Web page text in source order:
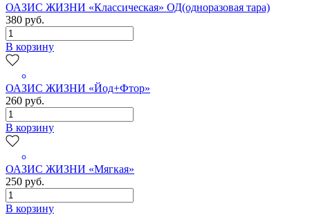
ОАЗИС ЖИЗНИ «Классическая» ОД(одноразовая тара)
380 руб.
В корзину
ОАЗИС ЖИЗНИ «Йод+Фтор»
260 руб.
В корзину
ОАЗИС ЖИЗНИ «Мягкая»
250 руб.
В корзину